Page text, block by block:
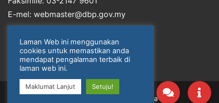
E-mel: webmaster@dbp.gov.my
Notis Perlindungan Data Peribadi
Hak Cipta © 2026 Dewan Bahasa dan Pustaka
Laman Web ini menggunakan
cookies untuk memastikan anda
mendapat pengalaman terbaik di
laman web ini.
Maklumat Lanjut Setuju!